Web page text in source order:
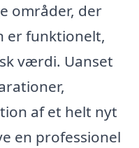
områder, der
er funktionelt,
værdi. Uanset
af et helt nyt
en professionel